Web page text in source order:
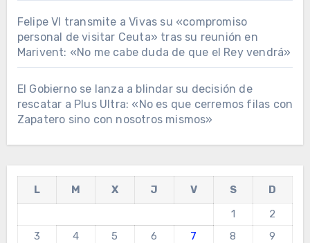
Felipe VI transmite a Vivas su «compromiso
personal de visitar Ceuta» tras su reunión en
Marivent: «No me cabe duda de que el Rey vendrá»
El Gobierno se lanza a blindar su decisión de
rescatar a Plus Ultra: «No es que cerremos filas con
Zapatero sino con nosotros mismos»
L M X J V S
D
1
2
3
4 5 6 7 8
9